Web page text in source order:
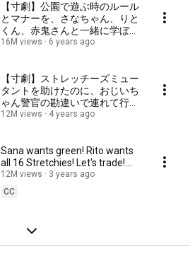
【寸劇】公園で遊ぶ時のルール
とマナーを、さなちゃん、りと
くん、赤鬼さんと一緒に学ぼ
う #にじうさチャンネル
16M views 6 years ago
【寸劇】ストレッチーズミュー
タントを助けたのに、おじいち
ゃん警官の勘違いで連れて行か
れたさなちゃん おもちゃと知
12M views 4 years ago
Sana wants green! Rito wants
all 16 Stretchies! Let's trade!
Color Challenge!
12M views
3 years ago
CC